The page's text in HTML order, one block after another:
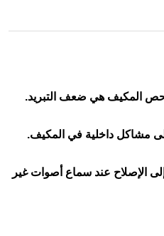
المكيف هي ضعف التبريد.
مشاكل داخلية في المكيف.
الإصلاح عند سماع أصوات غير